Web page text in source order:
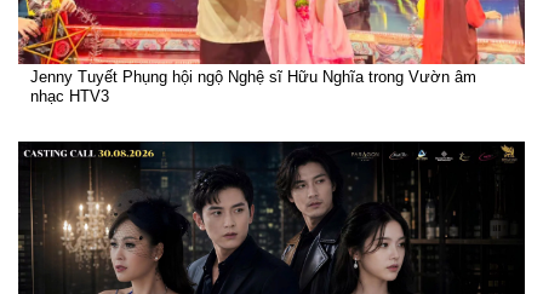
Jenny Tuyết Phụng hội ngộ Nghệ sĩ Hữu Nghĩa trong Vườn âm
nhạc HTV3